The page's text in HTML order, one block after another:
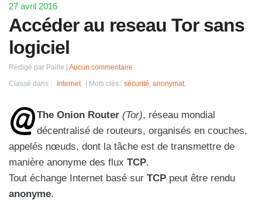
27 avril 2016
Accéder au reseau Tor sans
logiciel
Rédigé par Paille Aucun commentaire
Classé dans : Internet Mots clés : sécurité anonymat,
The Onion Router (Tor), réseau mondial
décentralisé de routeurs, organisés en couches,
appelés nœuds, dont la tâche est de transmettre de
manière anonyme des flux TCP.
Tout échange Internet basé sur TCP peut être rendu
anonyme.